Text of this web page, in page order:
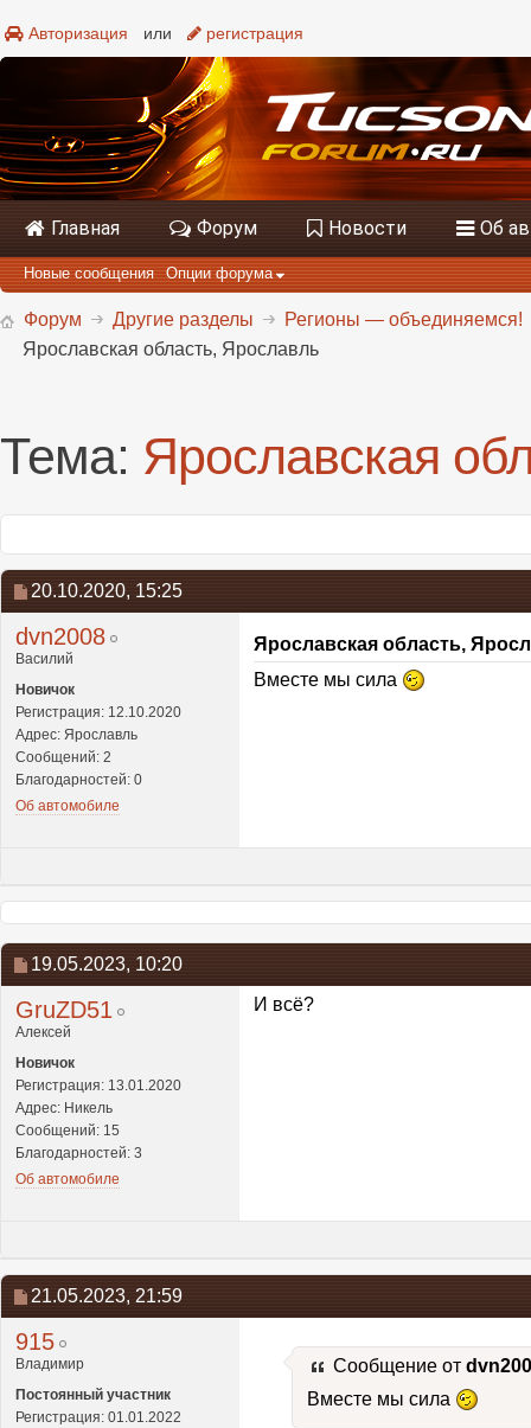
Авторизация или регистрация
Главная Форум Новости Об
Новые сообщения Опции форума
Форум Другие разделы
Регионы — объединяемся!
Ярославская область, Ярославль
Тема: Ярославская
20.10.2020, 15:25
dvn2008
Василий
Новичок
Регистрация: 12.10.2020
Адрес: Ярославль
Сообщений: 2
Благодарностей: 0
Об автомобиле
Ярославская область,
Вместе мы сила
19.05.2023, 10:20
GruZD51
Алексей
Новичок
Регистрация: 13.01.2020
Адрес: Никель
Сообщений: 15
Благодарностей: 3
Об автомобиле
И всё?
21.05.2023, 21:59
915
Владимир
Постоянный участник
Регистрация: 01.01.2022
Сообщение от
Вместе мы сила